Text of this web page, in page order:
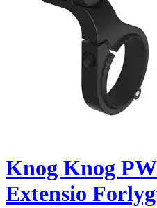
Knog Knog
Extensio